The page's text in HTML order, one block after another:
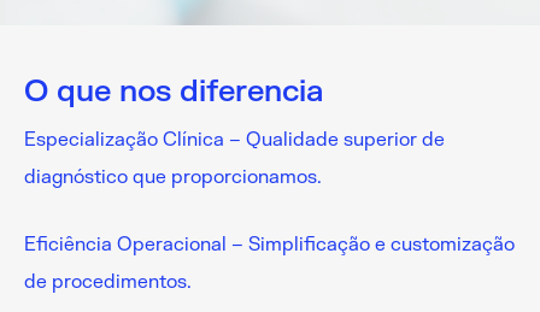
O que nos diferencia
Especialização Clínica – Qualidade superior de
diagnóstico que proporcionamos.
Eficiência Operacional – Simplificação e customização
de procedimentos.